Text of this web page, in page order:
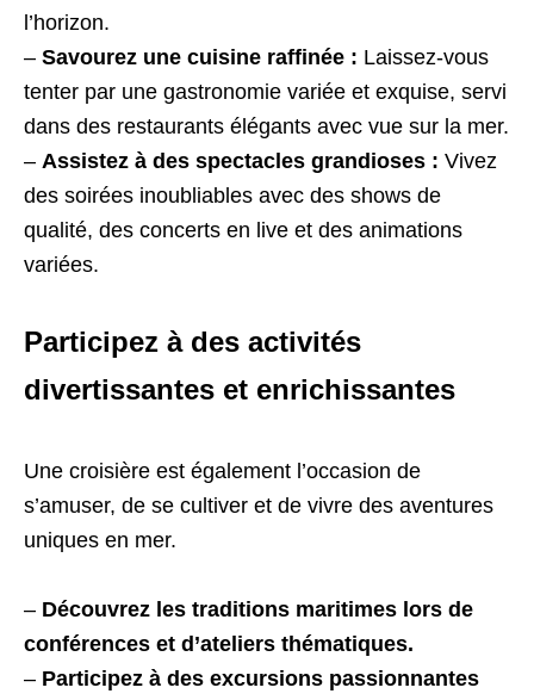
l’horizon.
– Savourez une cuisine raffinée : Laissez-vous
tenter par une gastronomie variée et exquise, servi
dans des restaurants élégants avec vue sur la mer.
– Assistez à des spectacles grandioses : Vivez
des soirées inoubliables avec des shows de
qualité, des concerts en live et des animations
variées.
Participez à des activités
divertissantes et enrichissantes
Une croisière est également l’occasion de
s’amuser, de se cultiver et de vivre des aventures
uniques en mer.
– Découvrez les traditions maritimes lors de
conférences et d’ateliers thématiques.
– Participez à des excursions passionnantes